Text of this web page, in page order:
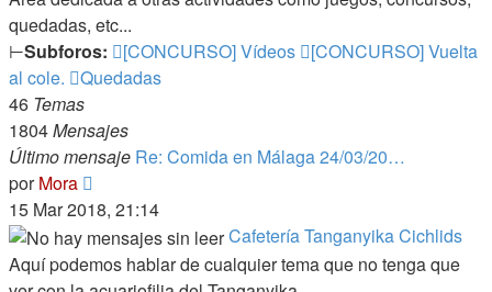
quedadas, etc...
⊢Subforos: [CONCURSO] Vídeos
[CONCURSO] Vuelta
al cole.
Quedadas
46 Temas
1804Mensajes
Último mensaje Re: Comida en Málaga 24/03/20…
porMora
último
mensaje
15 Mar 2018, 21:14
Cafetería Tanganyika Cichlids
Aquí podemos hablar de cualquier tema que no tenga que